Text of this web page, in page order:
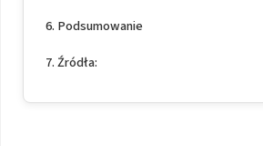
Podsumowanie
Źródła: